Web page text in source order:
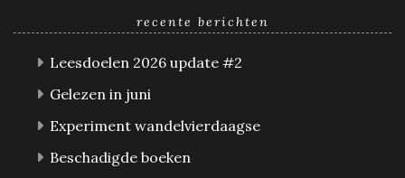
recente berichten
Leesdoelen 2026 update #2
Gelezen in juni
Experiment wandelvierdaagse
Beschadigde boeken